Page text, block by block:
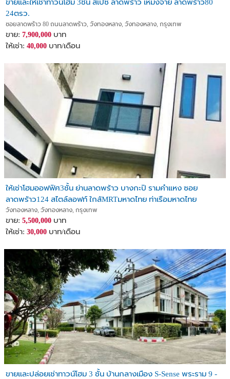
ขายและให้เช่าทาวน์โฮม 3ชั้น สเปซ ลาดพร้าว เหม่งจ๋าย ลาดพร้าว80
24ตรว.
ซอยลาดพร้าว 80 ถนนลาดพร้าว, วังทองหลาง, วังทองหลาง, กรุงเทพ
ขาย: 7,900,000 บาท
ให้เช่า: 40,000 บาท/เดือน
ให้เช่าโฮมออฟฟิศ3ชั้น ย่านลาดพร้าว บางกะปิ รามคำแหง ซอย
ลาดพร้าว124 สไตล์ลอฟท์ ใกล้MRTมหาดไทย ท่าเรือมหาดไทย
วังทองหลาง, วังทองหลาง, กรุงเทพ
ขาย: 5,500,000 บาท
ให้เช่า: 30,000 บาท/เดือน
ขายและปล่อยเช่าทาวน์โฮม 3 ชั้น บ้านกลางเมือง S-Sense พระราม 9 -